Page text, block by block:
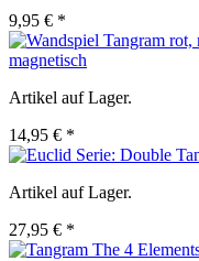
9,95 € *
magnetisch
Artikel auf Lager.
14,95 € *
Artikel auf Lager.
27,95 € *